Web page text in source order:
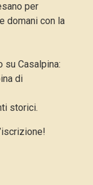
per
domani con la
su Casalpina:
di
storici.